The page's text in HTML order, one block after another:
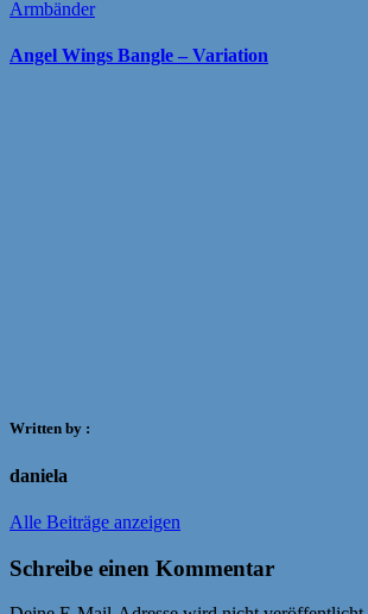
Armbänder
Angel Wings Bangle – Variation
Written by :
daniela
Alle Beiträge anzeigen
Schreibe einen Kommentar